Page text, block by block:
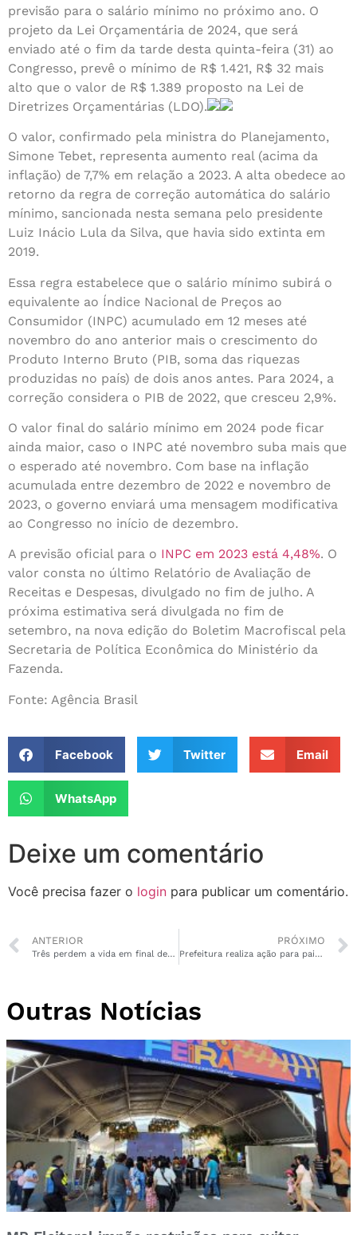
previsão para o salário mínimo no próximo ano. O
projeto da Lei Orçamentária de 2024, que será
enviado até o fim da tarde desta quinta-feira (31) ao
Congresso, prevê o mínimo de R$ 1.421, R$ 32 mais
alto que o valor de R$ 1.389 proposto na Lei de
Diretrizes Orçamentárias (LDO).
O valor, confirmado pela ministra do Planejamento,
Simone Tebet, representa aumento real (acima da
inflação) de 7,7% em relação a 2023. A alta obedece ao
retorno da regra de correção automática do salário
mínimo, sancionada nesta semana pelo presidente
Luiz Inácio Lula da Silva, que havia sido extinta em
2019.
Essa regra estabelece que o salário mínimo subirá o
equivalente ao Índice Nacional de Preços ao
Consumidor (INPC) acumulado em 12 meses até
novembro do ano anterior mais o crescimento do
Produto Interno Bruto (PIB, soma das riquezas
produzidas no país) de dois anos antes. Para 2024, a
correção considera o PIB de 2022, que cresceu 2,9%.
O valor final do salário mínimo em 2024 pode ficar
ainda maior, caso o INPC até novembro suba mais que
o esperado até novembro. Com base na inflação
acumulada entre dezembro de 2022 e novembro de
2023, o governo enviará uma mensagem modificativa
ao Congresso no início de dezembro.
A previsão oficial para o INPC em 2023 está 4,48%. O
valor consta no último Relatório de Avaliação de
Receitas e Despesas, divulgado no fim de julho. A
próxima estimativa será divulgada no fim de
setembro, na nova edição do Boletim Macrofiscal pela
Secretaria de Política Econômica do Ministério da
Fazenda.
Fonte: Agência Brasil
Facebook Twitter Email
WhatsApp
Deixe um comentário
Você precisa fazer o login para publicar um comentário.
ANTERIOR
Três perdem a vida em final de semana com trânsito violento em Macapá
PRÓXIMO
Prefeitura realiza ação para pais de crianças autistas no conjunto Macapaba
Outras Notícias